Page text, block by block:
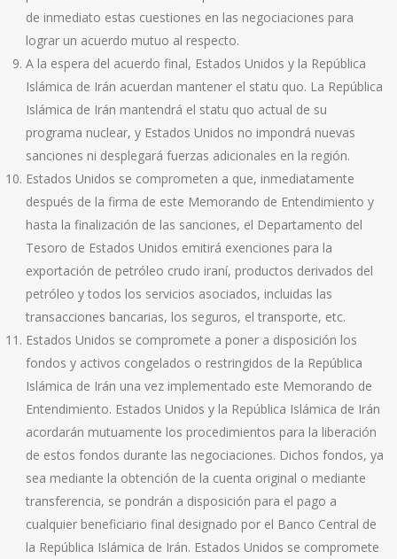
de inmediato estas cuestiones en las negociaciones para
lograr un acuerdo mutuo al respecto.
A la espera del acuerdo final, Estados Unidos y la República
Islámica de Irán acuerdan mantener el statu quo. La República
Islámica de Irán mantendrá el statu quo actual de su
programa nuclear, y Estados Unidos no impondrá nuevas
sanciones ni desplegará fuerzas adicionales en la región.
Estados Unidos se comprometen a que, inmediatamente
después de la firma de este Memorando de Entendimiento y
hasta la finalización de las sanciones, el Departamento del
Tesoro de Estados Unidos emitirá exenciones para la
exportación de petróleo crudo iraní, productos derivados del
petróleo y todos los servicios asociados, incluidas las
transacciones bancarias, los seguros, el transporte, etc.
Estados Unidos se compromete a poner a disposición los
fondos y activos congelados o restringidos de la República
Islámica de Irán una vez implementado este Memorando de
Entendimiento. Estados Unidos y la República Islámica de Irán
acordarán mutuamente los procedimientos para la liberación
de estos fondos durante las negociaciones. Dichos fondos, ya
sea mediante la obtención de la cuenta original o mediante
transferencia, se pondrán a disposición para el pago a
cualquier beneficiario final designado por el Banco Central de
la República Islámica de Irán. Estados Unidos se compromete